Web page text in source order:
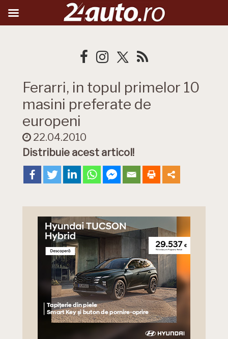
Ferarri, in topul primelor 10
masini preferate de
europeni
22.04.2010
Distribuie acest articol!